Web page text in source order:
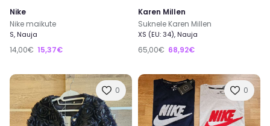
Nike
Nike maikute
S, Nauja
14,00€ 15,37€
Karen Millen
Suknele Karen Millen
XS (EU: 34), Nauja
65,00€ 68,92€
0 0